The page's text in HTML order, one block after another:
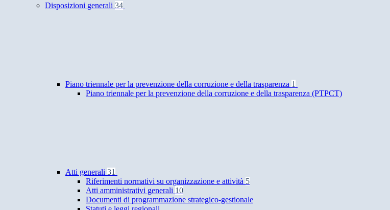
Disposizioni generali 34
Piano triennale per la prevenzione della corruzione e della trasparenza 1
Piano triennale per la prevenzione della corruzione e della trasparenza (PTPCT)
Atti generali 31
Riferimenti normativi su organizzazione e attività 5
Atti amministrativi generali 10
Documenti di programmazione strategico-gestionale